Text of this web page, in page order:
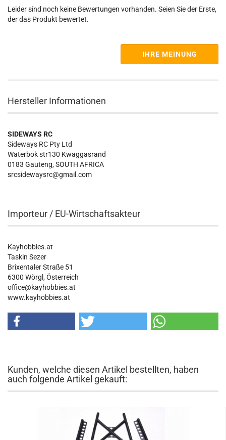
Leider sind noch keine Bewertungen vorhanden. Seien Sie der Erste,
der das Produkt bewertet.
IHRE MEINUNG
Hersteller Informationen
SIDEWAYS RC
Sideways RC Pty Ltd
Waterbok str130 Kwaggasrand
0183 Gauteng, SOUTH AFRICA
srcsidewaysrc@gmail.com
Importeur / EU-Wirtschaftsakteur
Kayhobbies.at
Taskin Sezer
Brixentaler Straße 51
6300 Wörgl, Österreich
office@kayhobbies.at
www.kayhobbies.at
Kunden, welche diesen Artikel bestellten, haben
auch folgende Artikel gekauft: